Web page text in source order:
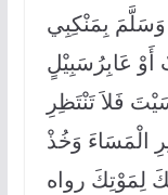
بِمَنْكِبِي
أَوْ عَابِرُسَبِيْلٍ
فَلاَ تَنْتَظِرِ
الْمَسَاءَ وَخُذْ
لِمَوْتِكَ رواه